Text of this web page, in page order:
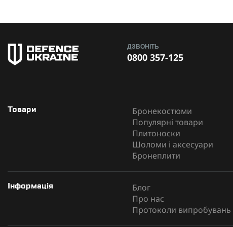
ДЗВОНІТЬ
0800 357-125
Товари
Бронекостюми
Популярні товари
Плитоноски
Шоломи і аксесуари
Бронеплити
Інформація
Блог
Про нас
Протоколи випробувань